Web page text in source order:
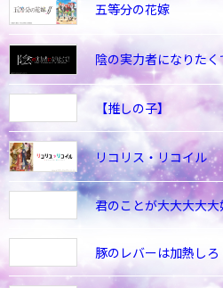
五等分の花嫁
陰の実力者になりたく
【推しの子】
リコリス・リコイル
君のことが大大大大
豚のレバーは加熱しろ